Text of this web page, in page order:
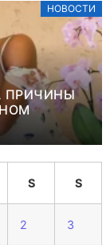
НОВОСТИ
ПРИЧИНЫ
S S
2 3